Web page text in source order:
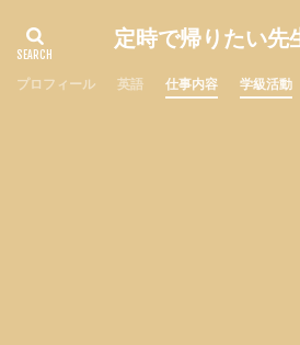
定時で帰りたい先
プロフィール 英語 仕事内容 学級活動